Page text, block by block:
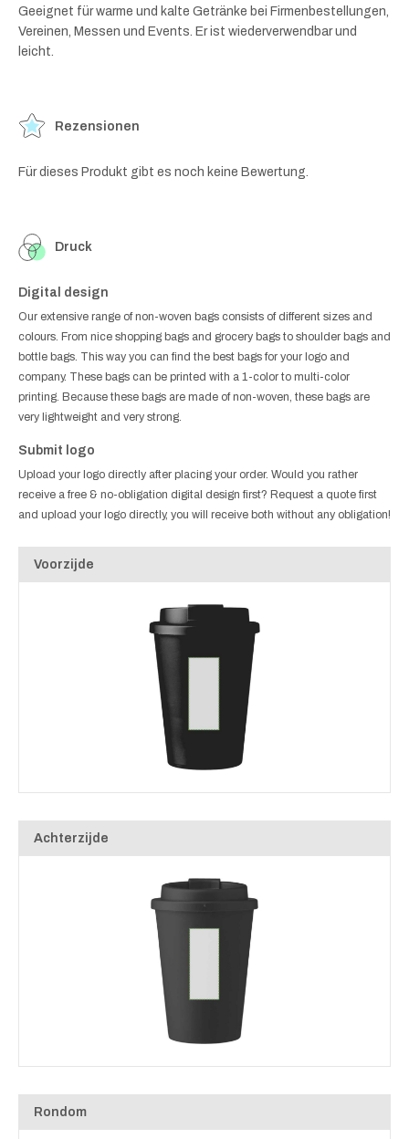
Geeignet für warme und kalte Getränke bei Firmenbestellungen,
Vereinen, Messen und Events. Er ist wiederverwendbar und
leicht.
Rezensionen
Für dieses Produkt gibt es noch keine Bewertung.
Druck
Digital design
Our extensive range of non-woven bags consists of different sizes and
colours. From nice shopping bags and grocery bags to shoulder bags and
bottle bags. This way you can find the best bags for your logo and
company. These bags can be printed with a 1-color to multi-color
printing. Because these bags are made of non-woven, these bags are
very lightweight and very strong.
Submit logo
Upload your logo directly after placing your order. Would you rather
receive a free & no-obligation digital design first? Request a quote first
and upload your logo directly, you will receive both without any obligation!
Voorzijde
Achterzijde
Rondom